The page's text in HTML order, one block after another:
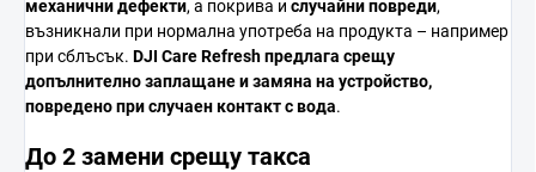
механичнидефекти, а покрива и случайниповреди,
възникнали при нормална употреба на продукта – например
при сблъсък. DJI CareRefreshпредлага срещу
допълнителнозаплащанеизамяна на устройство,
повреденоприслучаенконтактсвода.
До 2 замени срещу такса